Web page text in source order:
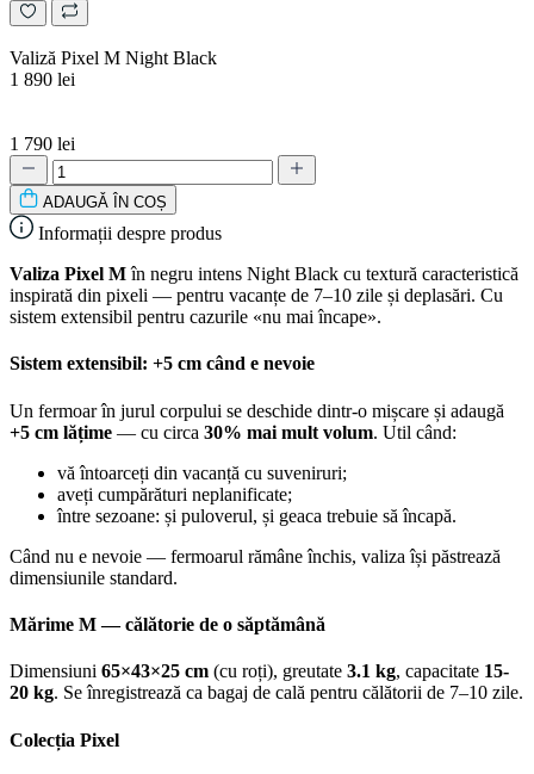
Valiză Pixel M Night Black
1 890 lei
1 790 lei
ADAUGǍ ÎN COȘ
Informații despre produs
Valiza Pixel Mîn negru intens Night Black cu textură caracteristică
inspirată din pixeli — pentru vacanțe de 7–10 zile și deplasări. Cu
sistem extensibil pentru cazurile «nu mai încape».
Sistem extensibil: +5 cm când e nevoie
Un fermoar în jurul corpului se deschide dintr-o mișcare și adaugă
+5 cm lățime — cu circa 30% mai mult volum. Util când:
vă întoarceți din vacanță cu suveniruri;
aveți cumpărături neplanificate;
între sezoane: și puloverul, și geaca trebuie să încapă.
Când nu e nevoie — fermoarul rămâne închis, valiza își păstrează
dimensiunile standard.
Mărime M — călătorie de o săptămână
Dimensiuni 65×43×25 cm (cu roți), greutate 3.1 kg, capacitate 15-
20 kg. Se înregistrează ca bagaj de cală pentru călătorii de 7–10 zile.
Colecția Pixel